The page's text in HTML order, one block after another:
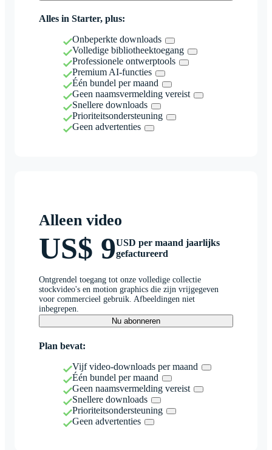
Alles in Starter, plus:
Onbeperkte downloads
Volledige bibliotheektoegang
Professionele ontwerptools
Premium AI-functies
Één bundel per maand
Geen naamsvermelding vereist
Snellere downloads
Prioriteitsondersteuning
Geen advertenties
Alleen video
US$ 9USD per maand jaarlijks
gefactureerd
Ontgrendel toegang tot onze volledige collectie
stockvideo's en motion graphics die zijn vrijgegeven
voor commercieel gebruik. Afbeeldingen niet
inbegrepen.
Nu abonneren
Plan bevat:
Vijf video-downloads per maand
Één bundel per maand
Geen naamsvermelding vereist
Snellere downloads
Prioriteitsondersteuning
Geen advertenties